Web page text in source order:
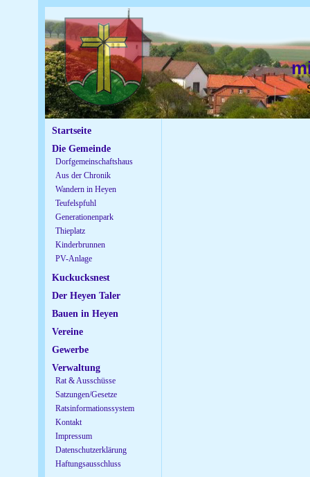
Startseite
Die Gemeinde
Dorfgemeinschaftshaus
Aus der Chronik
Wandern in Heyen
Teufelspfuhl
Generationenpark
Thieplatz
Kinderbrunnen
PV-Anlage
Kuckucksnest
Der Heyen Taler
Bauen in Heyen
Vereine
Gewerbe
Verwaltung
Rat & Ausschüsse
Satzungen/Gesetze
Ratsinformationssystem
Kontakt
Impressum
Datenschutzerklärung
Haftungsausschluss